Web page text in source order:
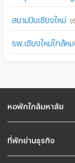
สนามบินเชียงใหม่ (
รพ.เชียงใหม่ใกล้ห
หอพักใกล้มหาลัย
ที่พักย่านธุรกิจ